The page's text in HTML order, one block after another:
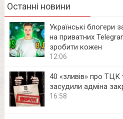
Останні новини
Українські блогери
на приватних
зробити кожен
12:06
40 «зливів» про ТЦК
засудили адміна
16:58